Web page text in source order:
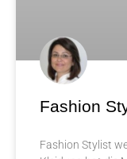
Fashion
Fashion Stylist